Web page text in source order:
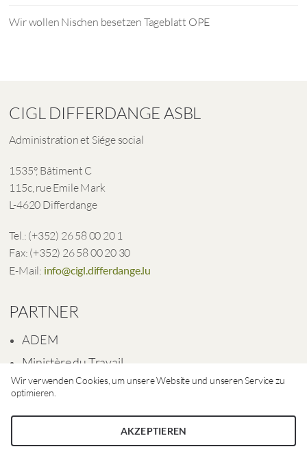
Wir verwenden Cookies, um unsere Website und unseren Service zu
optimieren.
AKZEPTIEREN
Wir wollen Nischen besetzen Tageblatt OPE
CIGL DIFFERDANGE ASBL
Administration et Siége social
1535°, Bâtiment C
115c, rue Emile Mark
L-4620 Differdange
Tel.: (+352) 26 58 00 20 1
Fax: (+352) 26 58 00 20 30
E-Mail: info@cigl.differdange.lu
PARTNER
ADEM
Ministère du Travail
Ville de Differdange